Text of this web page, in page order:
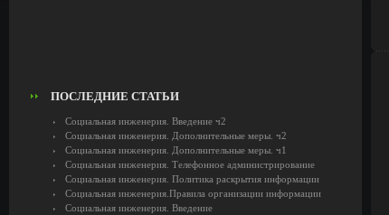
ПОСЛЕДНИЕ СТАТЬИ
Социальная инженерия. Введение ч2
Социальная инженерия. Дополнительные меры. ч2
Социальная инженерия. Дополнительные меры. ч1
Социальная инженерия. Телефонное администрирование
Социальная инженерия. Политика раскрытия информации
Социальная инженерия.Правила организации информации
Социальная инженерия. Введение